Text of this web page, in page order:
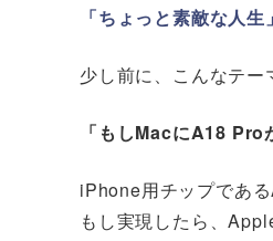
「ちょっと素敵な人生」
少し前に、こんなテー
「もしMacにA18 Pro
iPhone用チップであ
もし実現したら、